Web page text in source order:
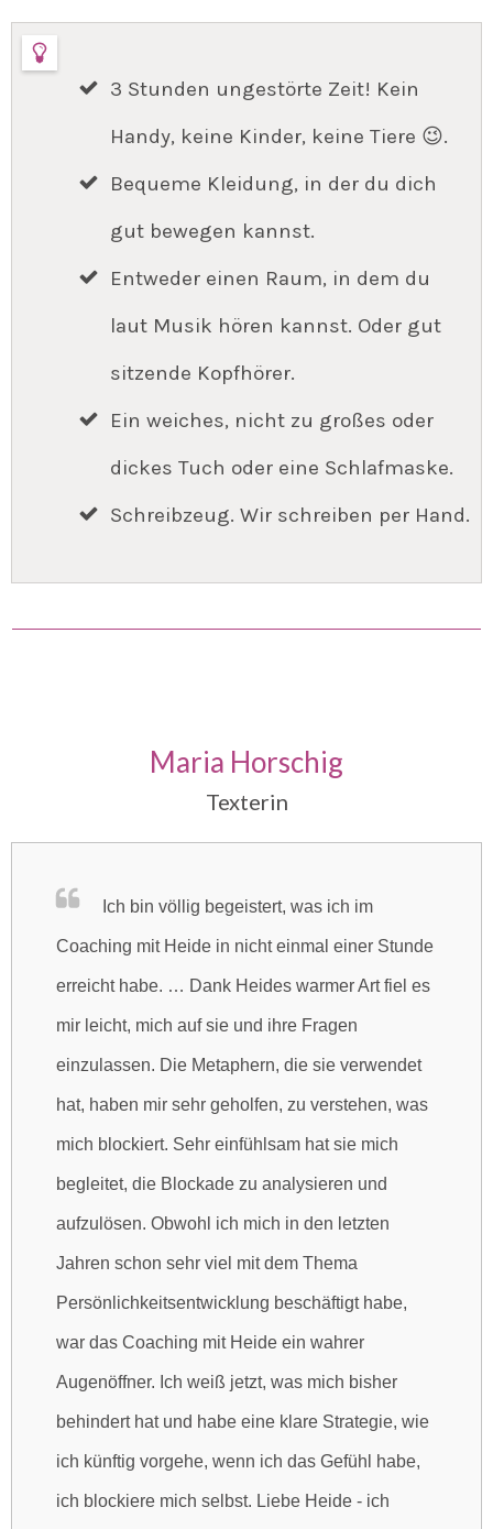
3 Stunden ungestörte Zeit! Kein
Handy, keine Kinder, keine Tiere 😉.
Bequeme Kleidung, in der du dich
gut bewegen kannst.
Entweder einen Raum, in dem du
laut Musik hören kannst. Oder gut
sitzende Kopfhörer.
Ein weiches, nicht zu großes oder
dickes Tuch oder eine Schlafmaske.
Schreibzeug. Wir schreiben per Hand.
Maria Horschig
Texterin
Ich bin völlig begeistert, was ich im
Coaching mit Heide in nicht einmal einer Stunde
erreicht habe. … Dank Heides warmer Art fiel es
mir leicht, mich auf sie und ihre Fragen
einzulassen. Die Metaphern, die sie verwendet
hat, haben mir sehr geholfen, zu verstehen, was
mich blockiert. Sehr einfühlsam hat sie mich
begleitet, die Blockade zu analysieren und
aufzulösen. Obwohl ich mich in den letzten
Jahren schon sehr viel mit dem Thema
Persönlichkeitsentwicklung beschäftigt habe,
war das Coaching mit Heide ein wahrer
Augenöffner. Ich weiß jetzt, was mich bisher
behindert hat und habe eine klare Strategie, wie
ich künftig vorgehe, wenn ich das Gefühl habe,
ich blockiere mich selbst. Liebe Heide - ich